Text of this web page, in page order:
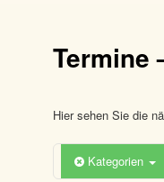
Termine
Hier sehen Sie die
Kategorien
04:00
05:00
06:00